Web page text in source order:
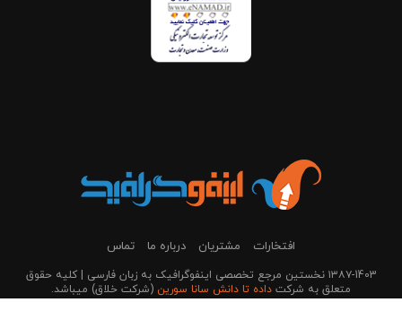
افتخارات مشتریان درباره ما تماس
۱۳۸۷-1403 نخستین مرجع تخصصی اینفوگرافیک به زبان فارسی | کلیه حقوق
متعلق به شرکت داده تا دانش سانا سورین (شرکت خلاق) می‎باشد.